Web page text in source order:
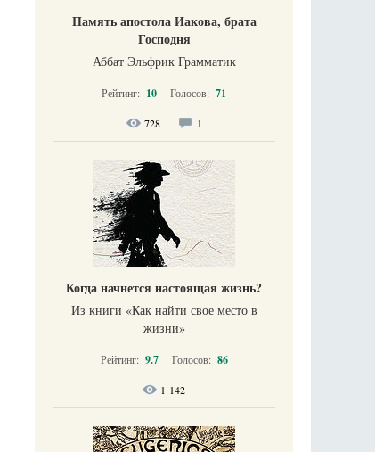
Память апостола Иакова, брата
Господня
Аббат Эльфрик Грамматик
Рейтинг: 10 Голосов: 71
728 1
Когда начнется настоящая жизнь?
Из книги «Как найти свое место в
жизни​»
Рейтинг: 9.7 Голосов: 86
1 142